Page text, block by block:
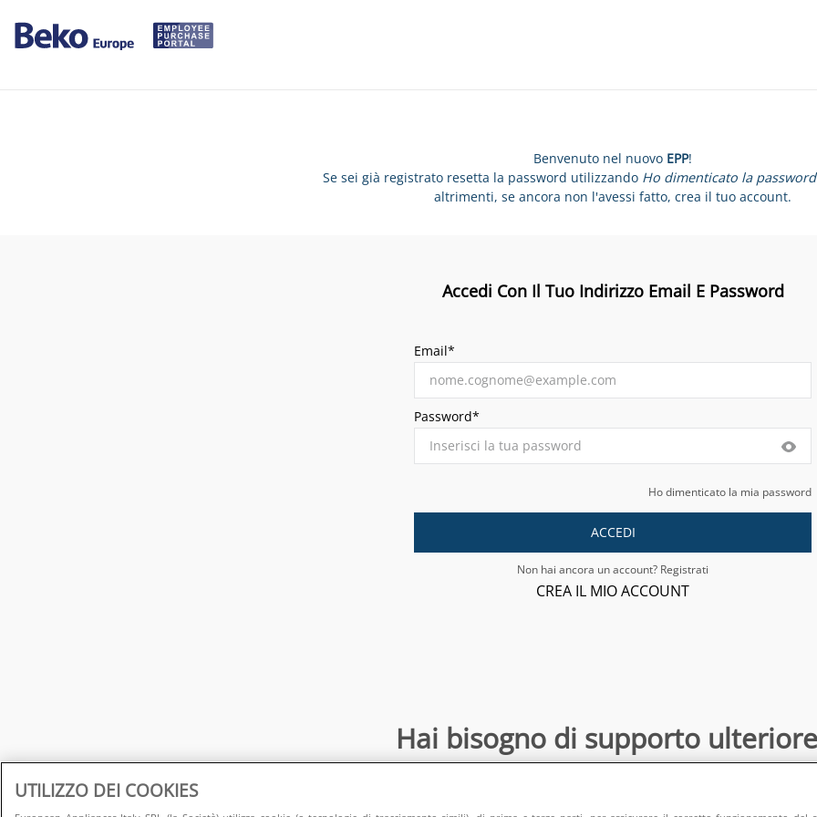
Benvenuto nel nuovo EPP!
Se sei già registrato resetta la password utilizzando Ho dimenticato la password
altrimenti, se ancora non l'avessi fatto, crea il tuo account.
Accedi Con Il Tuo Indirizzo Email E Password
Email*
Password*
Ho dimenticato la mia password
ACCEDI
Non hai ancora un account? Registrati
CREA IL MIO ACCOUNT
Hai bisogno di supporto
directsalesonline@europeanappliances.com
UTILIZZO DEI COOKIES